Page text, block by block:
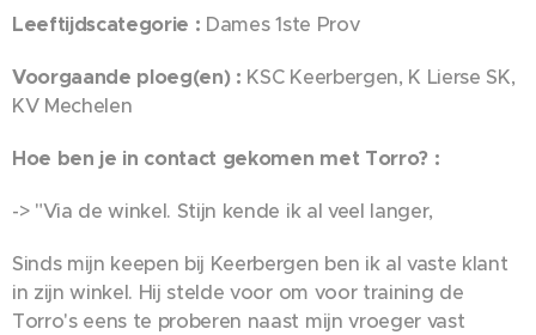
Leeftijdscategorie : Dames 1ste Prov
Voorgaande ploeg(en) : KSC Keerbergen, K Lierse SK,
KV Mechelen
Hoe ben je in contact gekomen met Torro? :
-> "Via de winkel. Stijn kende ik al veel langer,
Sinds mijn keepen bij Keerbergen ben ik al vaste klant
in zijn winkel. Hij stelde voor om voor training de
Torro's eens te proberen naast mijn vroeger vast